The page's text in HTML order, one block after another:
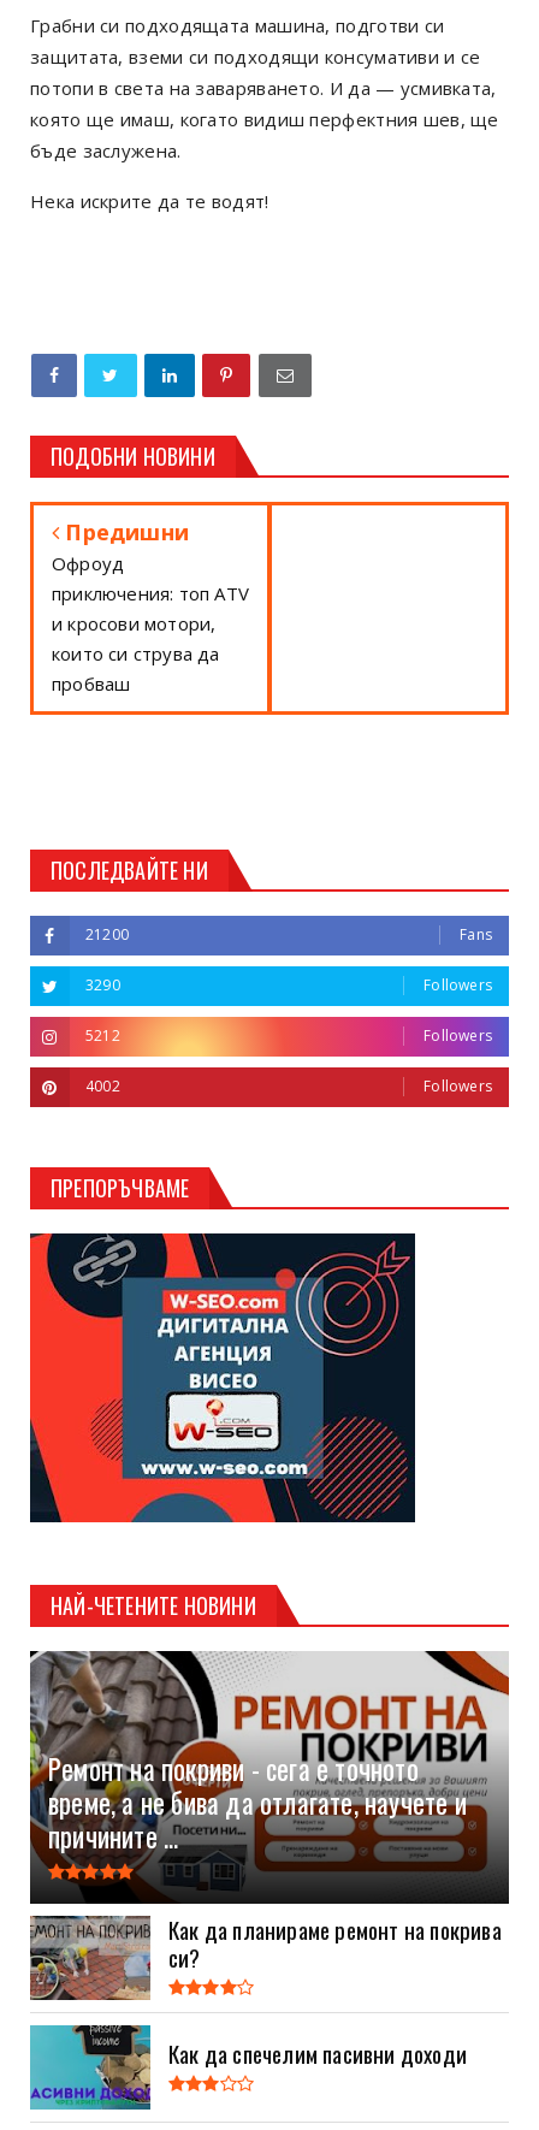
Грабни си подходящата машина, подготви си
защитата, вземи си подходящи консумативи и се
потопи в света на заваряването. И да — усмивката,
която ще имаш, когато видиш перфектния шев, ще
бъде заслужена.
Нека искрите да те водят!
ПОДОБНИ НОВИНИ
Предишни
Офроуд
приключения: топ ATV
и кросови мотори,
които си струва да
пробваш
ПОСЛЕДВАЙТЕ НИ
21200 Fans
3290 Followers
5212 Followers
4002 Followers
ПРЕПОРЪЧВАМЕ
НАЙ-ЧЕТЕНИТЕ НОВИНИ
Ремонт на покриви - сега е точното
време, а не бива да отлагате, научете и
причините ...
Как да планираме ремонт на покрива
си?
Как да спечелим пасивни доходи